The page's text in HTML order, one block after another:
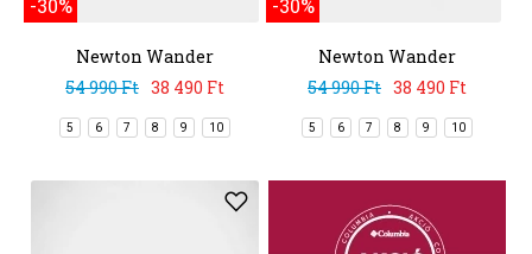
-30%
Newton Wander
54 990 Ft 38 490 Ft
5 6 7 8 9 10
-30%
Newton Wander
54 990 Ft 38 490 Ft
5 6 7 8 9 10